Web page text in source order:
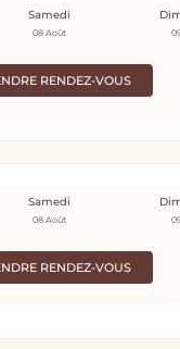
RENDEZ-VOUS
Samedi
08 Août
RENDEZ-VOUS
Samedi
08 Août